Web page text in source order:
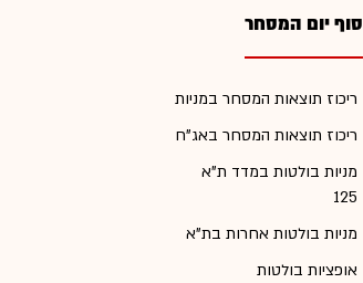
סוף יום המסחר
ריכוז תוצאות המסחר במניות
ריכוז תוצאות המסחר באג"ח
מניות בולטות במדד ת"א
125
מניות בולטות אחרות בת"א
אופציות בולטות